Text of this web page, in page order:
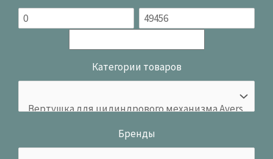
Категории товаров
Бренды